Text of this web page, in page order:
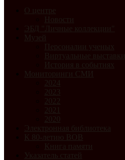
О центре
Новости
ЭБД "Личные коллекции"
Музей
Персоналии ученых
Виртуальные выставки
История в событиях
Мониторинги СМИ
2024
2023
2022
2021
2020
Электронная библиотека
К 80-летию ВОВ
Книга памяти
Указатель статей